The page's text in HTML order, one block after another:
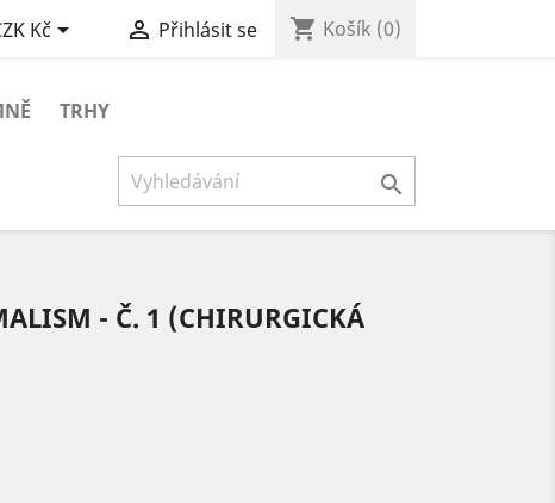
Kč  Přihlásit se shopping_cart Košík (0)
TRHY

- Č. 1 (CHIRURGICKÁ